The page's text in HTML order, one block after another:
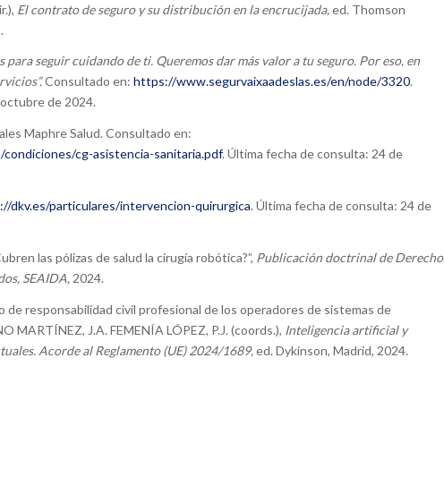
El contrato de seguro y su distribución en la encrucijada,ed. Thomson
para seguir cuidando de ti. Queremos dar más valor a tu seguro. Por eso, en
Consultado en: https://www.segurvaixaadeslas.es/en/node/3320.
de 2024.
Maphre Salud. Consultado en:
cg-asistencia-sanitaria.pdf. Última fecha de consulta: 24 de
dkv.es/particulares/intervencion-quirurgica. Última fecha de consulta: 24 de
las pólizas de salud la cirugía robótica?”, Publicación doctrinal de Derecho
SEAIDA, 2024.
de responsabilidad civil profesional de los operadores de sistemas de
MARTÍNEZ, J.A. FEMENÍA LÓPEZ, P.J. (coords.), Inteligencia artificial y
Acorde al Reglamento (UE) 2024/1689,ed. Dykinson, Madrid, 2024.